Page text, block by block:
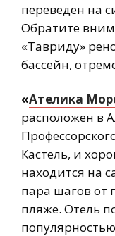
переведен на
Обратите
«Тавриду»
бассейн,
«Ателика
расположен в
Кастель, и
находится на
пара шагов от
пляже. Отель